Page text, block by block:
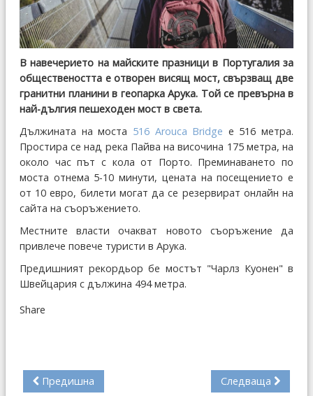
В навечерието на майските празници в Португалия за
обществеността е отворен висящ мост, свързващ две
гранитни планини в геопарка Арука. Той се превърна в
най-дългия пешеходен мост в света.
Дължината на моста 516 Arouca Bridge е 516 метра.
Простира се над река Пайва на височина 175 метра, на
около час път с кола от Порто. Преминаването по
моста отнема 5-10 минути, цената на посещението е
от 10 евро, билети могат да се резервират онлайн на
сайта на съоръжението.
Местните власти очакват новото съоръжение да
привлече повече туристи в Арука.
Предишният рекордьор бе мостът "Чарлз Куонен" в
Швейцария с дължина 494 метра.
Share
Предишна Следваща